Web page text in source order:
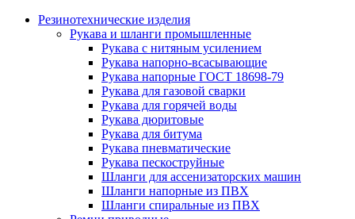
Резинотехнические изделия
Рукава и шланги промышленные
Рукава с нитяным усилением
Рукава напорно-всасывающие
Рукава напорные ГОСТ 18698-79
Рукава для газовой сварки
Рукава для горячей воды
Рукава дюритовые
Рукава для битума
Рукава пневматические
Рукава пескоструйные
Шланги для ассенизаторских машин
Шланги напорные из ПВХ
Шланги спиральные из ПВХ